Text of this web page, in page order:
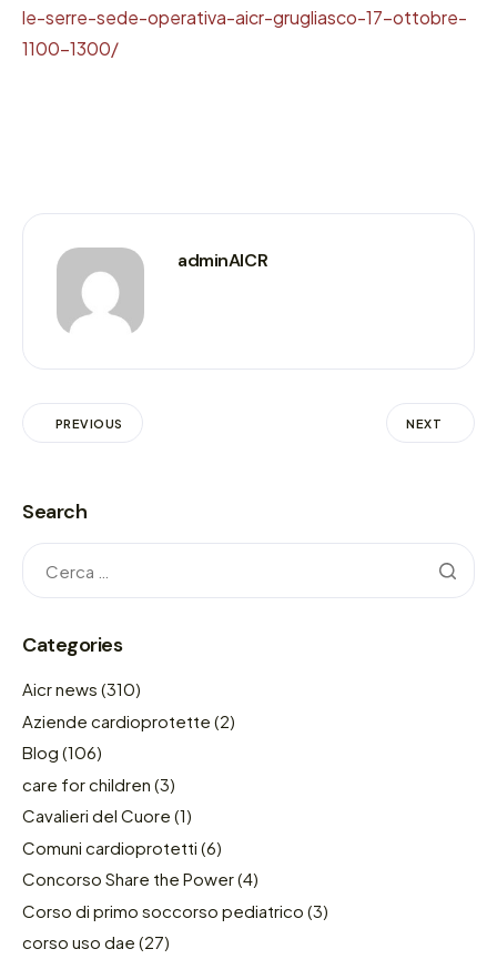
le-serre-sede-operativa-aicr-grugliasco-17-ottobre-
1100-1300/
adminAICR
PREVIOUS NEXT
Search
Categories
Aicr news (310)
Aziende cardioprotette (2)
Blog (106)
care for children (3)
Cavalieri del Cuore (1)
Comuni cardioprotetti (6)
Concorso Share the Power(4)
Corso di primo soccorso pediatrico (3)
corso uso dae (27)